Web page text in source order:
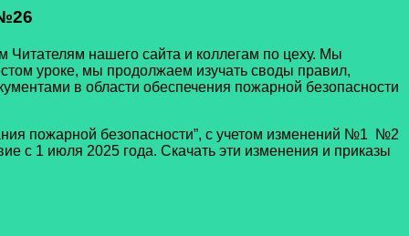
нашего сайта и коллегам по цеху. Мы
уроке, мы продолжаем изучать своды правил,
в области обеспечения пожарной безопасности
безопасности”, с учетом изменений №1 №2
с 1 июля 2025 года. Скачать эти изменения и приказы